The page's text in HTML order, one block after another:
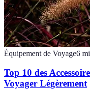
Équipement de Voyage6
Top 10 des
Voyager Légèrement